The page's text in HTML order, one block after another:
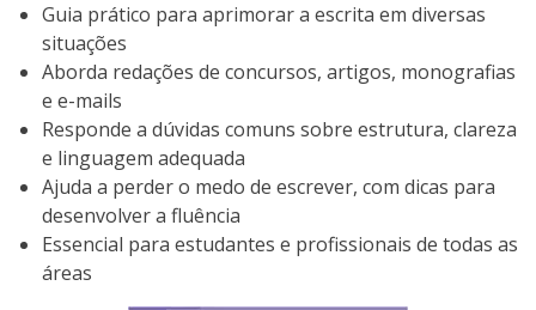
Guia prático para aprimorar a escrita em diversas
situações
Aborda redações de concursos, artigos, monografias
e e-mails
Responde a dúvidas comuns sobre estrutura, clareza
e linguagem adequada
Ajuda a perder o medo de escrever, com dicas para
desenvolver a fluência
Essencial para estudantes e profissionais de todas as
áreas